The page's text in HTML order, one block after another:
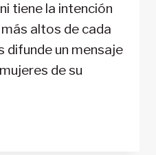
tiene la intención
altos de cada
difunde un mensaje
de su